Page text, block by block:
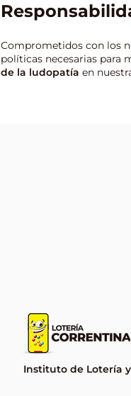
Comprometidos con los
políticas necesarias para
de la ludopatía en
Instituto de Lotería